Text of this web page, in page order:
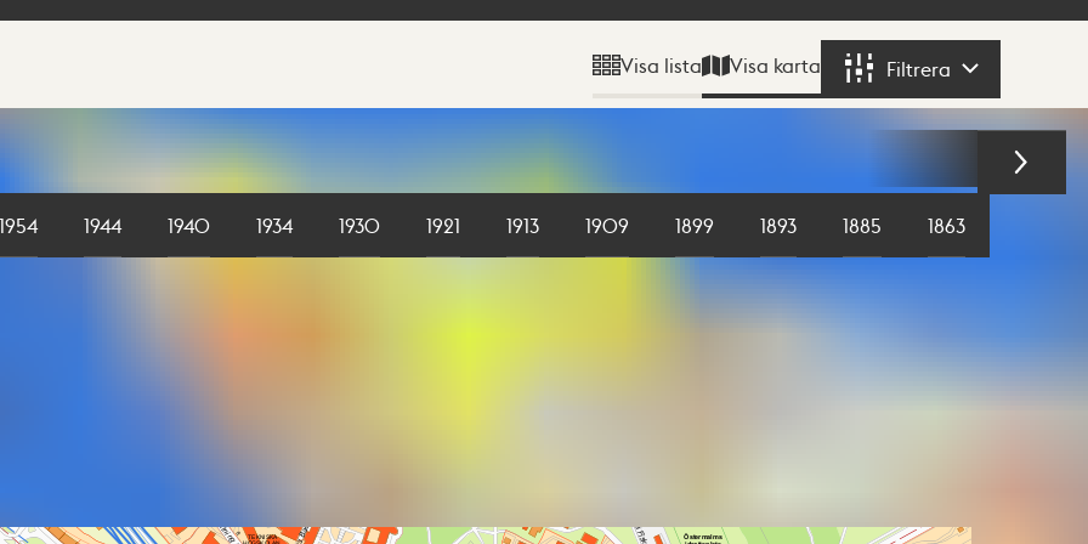
Visa lista Visa karta Filtrera
1954 1944 1940 1934 1930 1921 1913 1909 1899 1893 1885 1863